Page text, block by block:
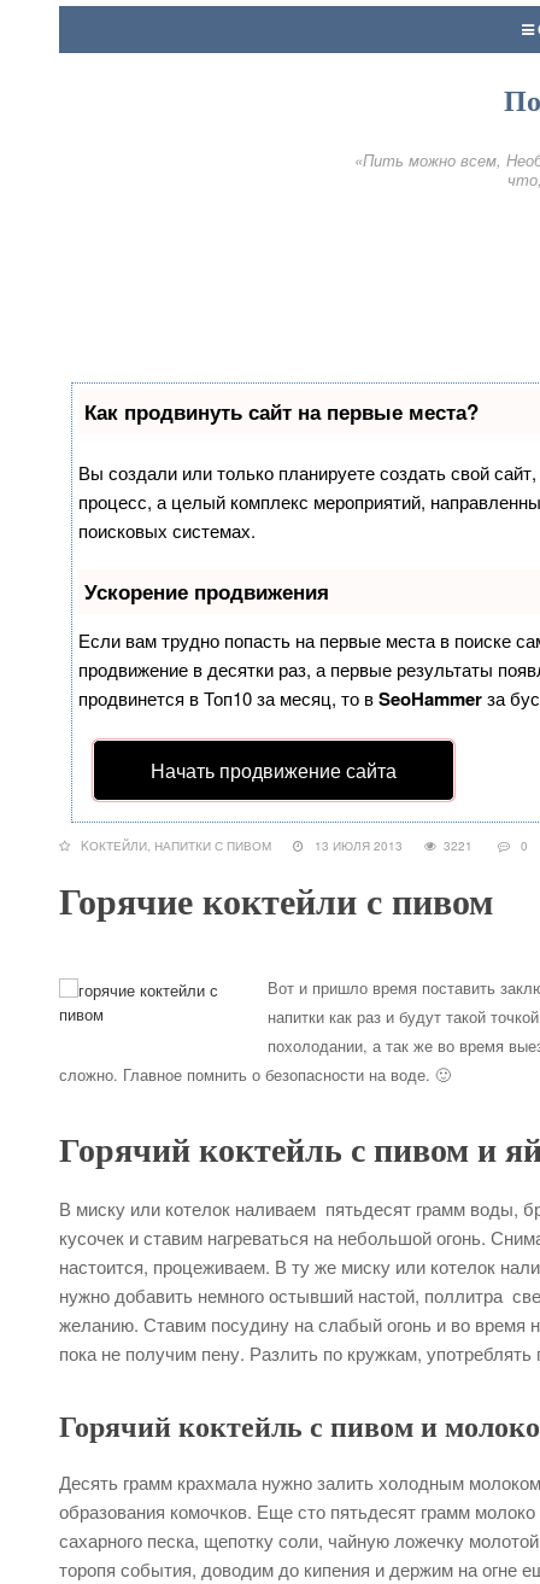
«Пить можно всем,
Как продвинуть сайт на первые места?
Вы создали или только планируете создать свой
процесс, а целый комплекс мероприятий,
поисковых системах.
Ускорение продвижения
Если вам трудно попасть на первые места в поиске
продвижение в десятки раз, а первые результаты
продвинется в Топ10 за месяц, то вSeoHammerза
Начать продвижение сайта
KОКТЕЙЛИ, НАПИТКИ С ПИВОМ 13 ИЮЛЯ 2013 3221 0
Горячие коктейли с пивом
Вот и пришло время поставить
напитки как раз и будут такой
похолодании, а так же во время
сложно. Главное помнить о безопасности на воде. 🙂
Горячий коктейль с пивом и
В миску или котелок наливаем пятьдесят грамм воды,
кусочек и ставим нагреваться на небольшой огонь.
настоится, процеживаем. В ту же миску или котелок
нужно добавить немного остывший настой, поллитра
желанию. Ставим посудину на слабый огонь и во время
пока не получим пену. Разлить по кружкам, употреблять
Горячий коктейль с пивом и
Десять грамм крахмала нужно залить холодным
образования комочков. Еще сто пятьдесят грамм
сахарного песка, щепотку соли, чайную ложечку
торопя события, доводим до кипения и держим на огне